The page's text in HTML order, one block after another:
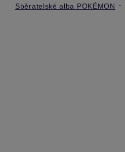
Sběratelské alba POKÉMON